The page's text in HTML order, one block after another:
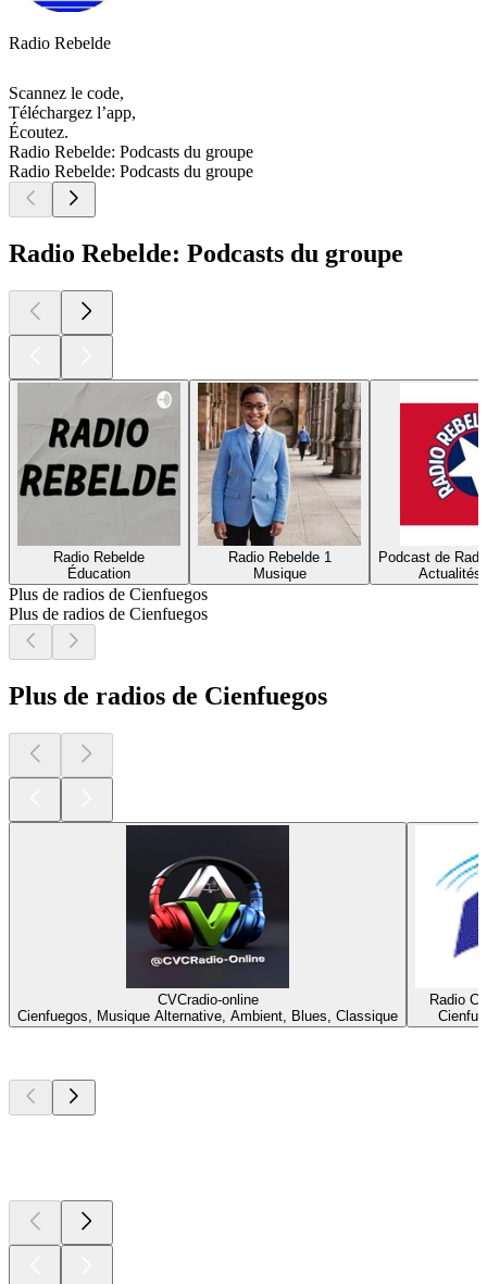
Radio Rebelde
Scannez le code,
Téléchargez l’app,
Écoutez.
Radio Rebelde: Podcasts du groupe
Radio Rebelde: Podcasts du groupe
Radio Rebelde: Podcasts du groupe
Radio Rebelde
Éducation
Radio Rebelde 1
Musique
Podcast de
Plus de radios de Cienfuegos
Plus de radios de Cienfuegos
Plus de radios de Cienfuegos
CVCradio-online
Cienfuegos, Musique Alternative, Ambient, Blues, Classique
Radio